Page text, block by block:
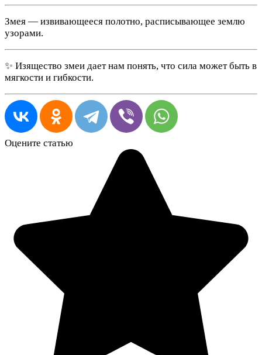
Змея — извивающееся полотно, расписывающее землю
узорами.
✨ Изящество змеи дает нам понять, что сила может быть в
мягкости и гибкости.
Оцените статью